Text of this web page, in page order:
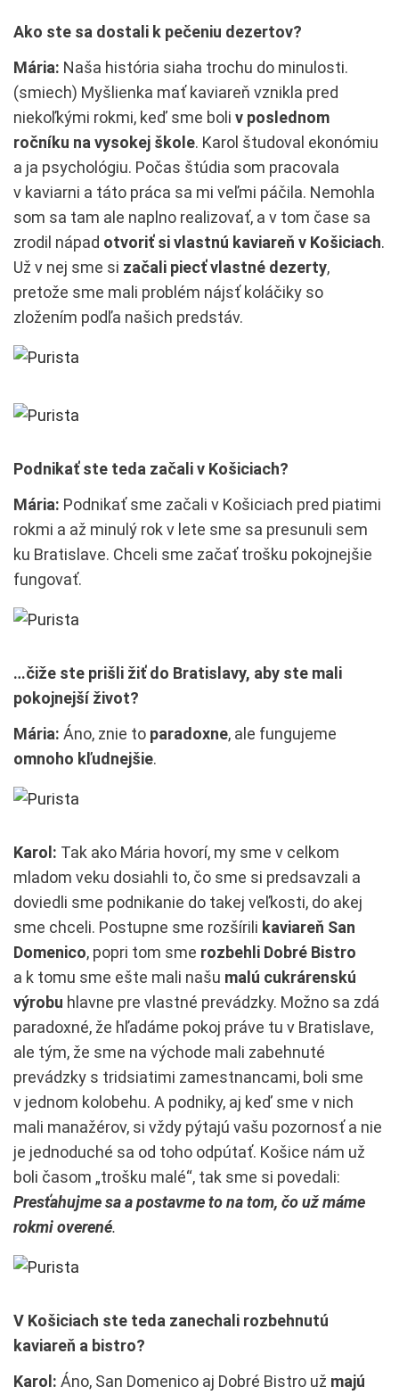
Ako ste sa dostali k pečeniu dezertov?
Mária: Naša história siaha trochu do minulosti.
(smiech) Myšlienka mať kaviareň vznikla pred
niekoľkými rokmi, keď sme boli v poslednom
ročníku na vysokej škole. Karol študoval ekonómiu
a ja psychológiu. Počas štúdia som pracovala
v kaviarni a táto práca sa mi veľmi páčila. Nemohla
som sa tam ale naplno realizovať, a v tom čase sa
zrodil nápad otvoriť si vlastnú kaviareň v Košiciach.
Už v nej sme si začali piecť vlastné dezerty,
pretože sme mali problém nájsť koláčiky so
zložením podľa našich predstáv.
Podnikať ste teda začali v Košiciach?
Mária: Podnikať sme začali v Košiciach pred piatimi
rokmi a až minulý rok v lete sme sa presunuli sem
ku Bratislave. Chceli sme začať trošku pokojnejšie
fungovať.
…čiže ste prišli žiť do Bratislavy, aby ste mali
pokojnejší život?
Mária: Áno, znie to paradoxne, ale fungujeme
omnoho kľudnejšie.
Karol: Tak ako Mária hovorí, my sme v celkom
mladom veku dosiahli to, čo sme si predsavzali a
doviedli sme podnikanie do takej veľkosti, do akej
sme chceli. Postupne sme rozšírili kaviareň San
Domenico, popri tom sme rozbehli Dobré Bistro
a k tomu sme ešte mali našu malú cukrárenskú
výrobu hlavne pre vlastné prevádzky. Možno sa zdá
paradoxné, že hľadáme pokoj práve tu v Bratislave,
ale tým, že sme na východe mali zabehnuté
prevádzky s tridsiatimi zamestnancami, boli sme
v jednom kolobehu. A podniky, aj keď sme v nich
mali manažérov, si vždy pýtajú vašu pozornosť a nie
je jednoduché sa od toho odpútať. Košice nám už
boli časom „trošku malé“, tak sme si povedali:
Presťahujme sa a postavme to na tom, čo už máme
rokmi overené.
V Košiciach ste teda zanechali rozbehnutú
kaviareň a bistro?
Karol: Áno, San Domenico aj Dobré Bistro už majú